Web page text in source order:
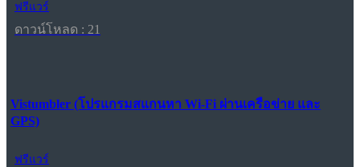
ฟรีแวร์
ดาวน์โหลด : 21
Vistumbler (โปรแกรมสแกนหา Wi-Fi ผ่านเครือข่าย และ
GPS)
ฟรีแวร์